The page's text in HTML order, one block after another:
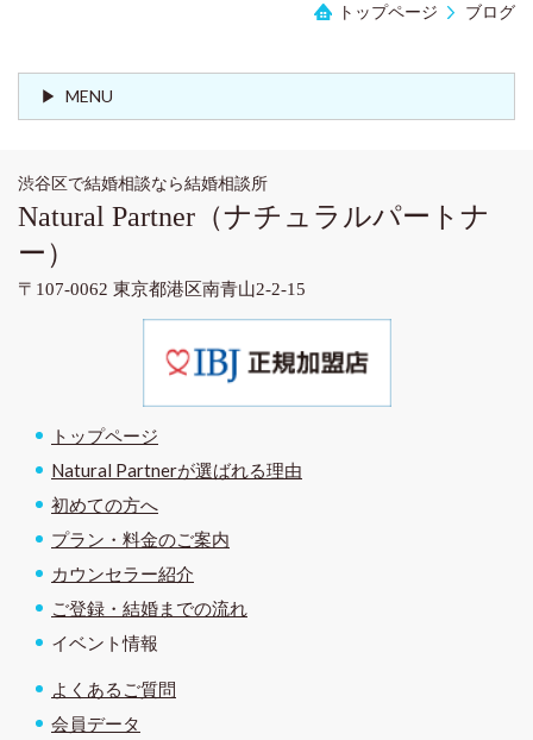
トップページ ブログ
MENU
渋谷区で結婚相談なら結婚相談所
Natural Partner （ナチュラルパートナ
ー）
〒107-0062 東京都港区南青山2-2-15
トップページ
Natural Partnerが選ばれる理由
初めての方へ
プラン・料金のご案内
カウンセラー紹介
ご登録・結婚までの流れ
イベント情報
よくあるご質問
会員データ